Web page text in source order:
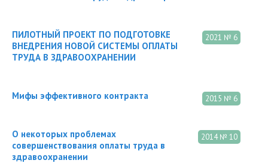
2021 № 6
ПИЛОТНЫЙ ПРОЕКТ ПО ПОДГОТОВКЕ
ВНЕДРЕНИЯ НОВОЙ СИСТЕМЫ ОПЛАТЫ
ТРУДА В ЗДРАВООХРАНЕНИИ
2015 № 6
Мифы эффективного контракта
2014 № 10
О некоторых проблемах
совершенствования оплаты труда в
здравоохранении